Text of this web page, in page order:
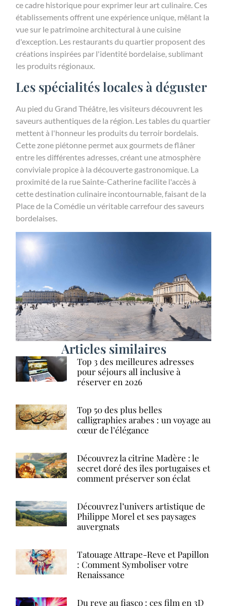
ce cadre historique pour exprimer leur art culinaire. Ces
établissements offrent une expérience unique, mêlant la
vue sur le patrimoine architectural à une cuisine
d'exception. Les restaurants du quartier proposent des
créations inspirées par l'identité bordelaise, sublimant
les produits régionaux.
Les spécialités locales à déguster
Au pied du Grand Théâtre, les visiteurs découvrent les
saveurs authentiques de la région. Les tables du quartier
mettent à l'honneur les produits du terroir bordelais.
Cette zone piétonne permet aux gourmets de flâner
entre les différentes adresses, créant une atmosphère
conviviale propice à la découverte gastronomique. La
proximité de la rue Sainte-Catherine facilite l'accès à
cette destination culinaire incontournable, faisant de la
Place de la Comédie un véritable carrefour des saveurs
bordelaises.
Articles similaires
Top 3 des meilleures adresses
pour séjours all inclusive à
réserver en 2026
Top 50 des plus belles
calligraphies arabes : un voyage au
cœur de l’élégance
Découvrez la citrine Madère : le
secret doré des îles portugaises et
comment préserver son éclat
Découvrez l’univers artistique de
Philippe Morel et ses paysages
auvergnats
Tatouage Attrape-Reve et Papillon
: Comment Symboliser votre
Renaissance
Du reve au fiasco : ces film en 3D